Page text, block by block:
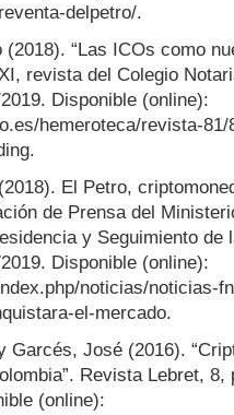
delpetro/.
(2018). “Las ICOs como
revista del Colegio
Disponible (online):
hemeroteca/revista-
El Petro,
de Prensa del
y Seguimiento de
Disponible (online):
noticias/noticias-
el-mercado.
Garcés, José (2016).
Revista Lebret, 8,
(online):